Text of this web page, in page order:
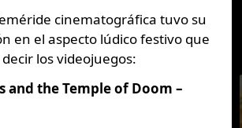
cinematográfica tuvo su
en el aspecto lúdico festivo que
los videojuegos:
and the Temple of Doom –